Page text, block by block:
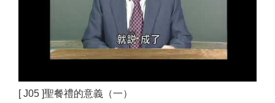
[ J05 ]聖餐禮的意義（一）